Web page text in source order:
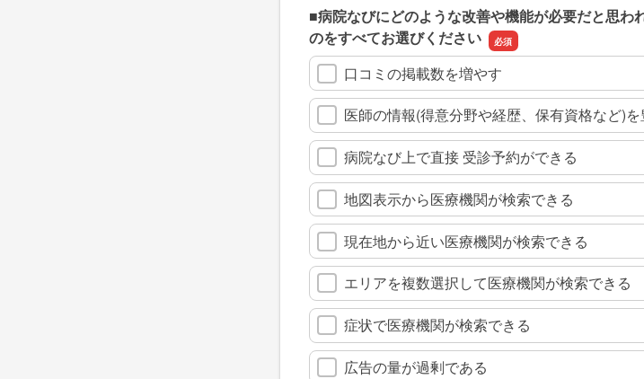
■病院なびにどのような改善や機能が必要だと思わ
のをすべてお選びください
口コミの掲載数を増やす
医師の情報(得意分野や経歴、保有資格など)
病院なび上で直接 受診予約ができる
地図表示から医療機関が検索できる
現在地から近い医療機関が検索できる
エリアを複数選択して医療機関が検索できる
症状で医療機関が検索できる
広告の量が過剰である